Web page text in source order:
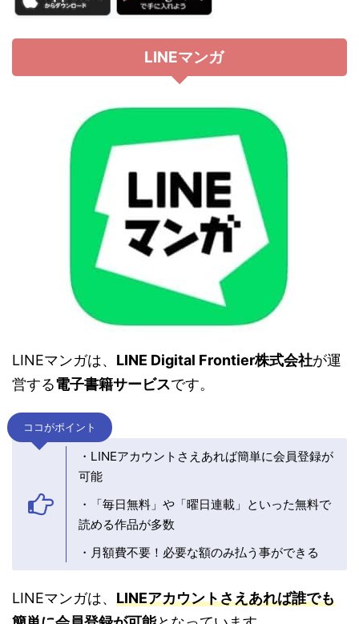
LINEマンガ
LINEマンガは、 LINE Digital Frontier株式会社が運
営する電子書籍サービスです。
ココがポイント
・LINEアカウントさえあれば簡単に会員登録が
可能
・「毎日無料」や「曜日連載」といった無料で
読める作品が多数
・月額費不要！必要な額のみ払う事ができる
LINEマンガは、 LINEアカウントさえあれば誰でも